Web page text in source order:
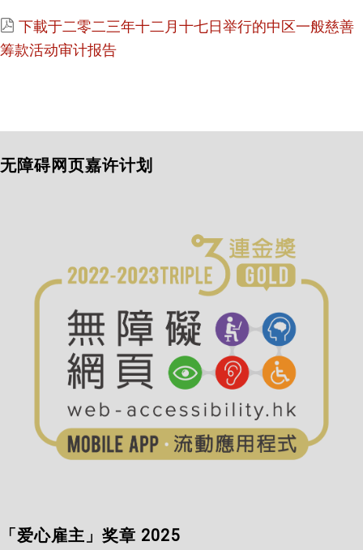
下載于二零二三年十二月十七日举行的中区一般慈善
筹款活动审计报告
无障碍网页嘉许计划
「爱心雇主」奖章 2025